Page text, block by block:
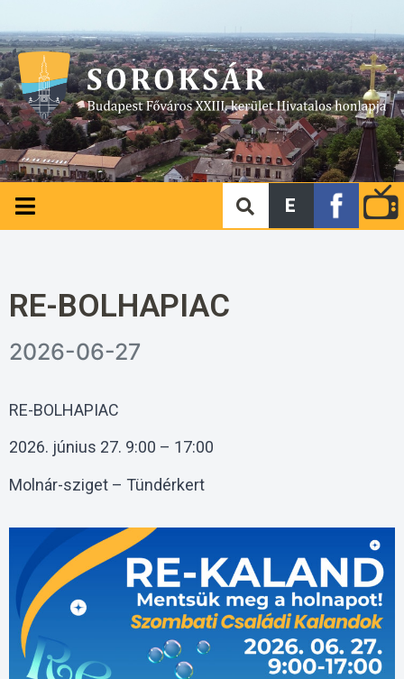
E
RE-BOLHAPIAC
2026-06-27
RE-BOLHAPIAC
2026. június 27. 9:00 – 17:00
Molnár-sziget – Tündérkert